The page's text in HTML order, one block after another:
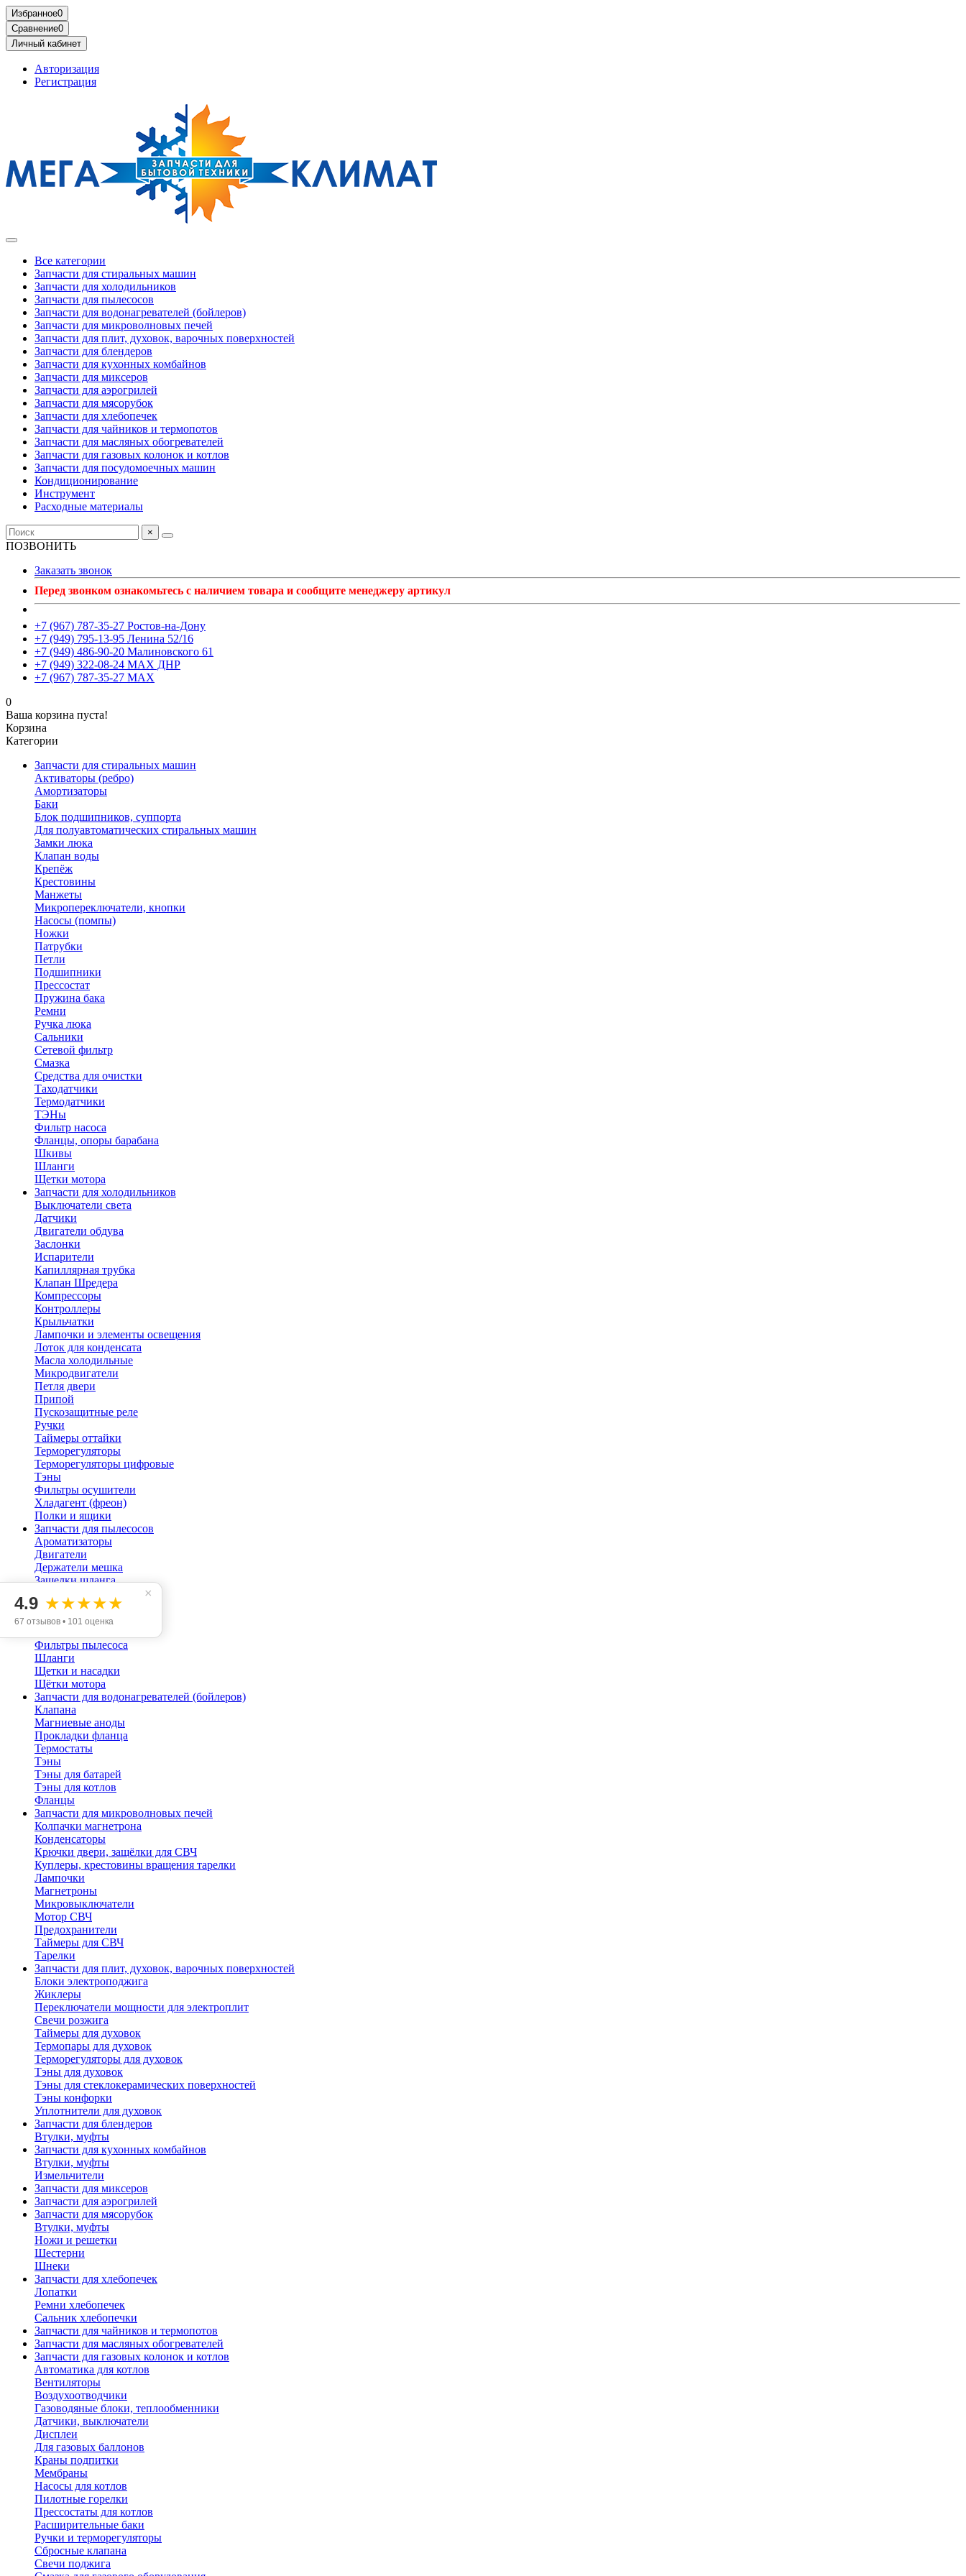
Избранное0
Сравнение0
Личный кабинет
Авторизация
Регистрация
Все категории
Запчасти для стиральных машин
Запчасти для холодильников
Запчасти для пылесосов
Запчасти для водонагревателей (бойлеров)
Запчасти для микроволновых печей
Запчасти для плит, духовок, варочных поверхностей
Запчасти для блендеров
Запчасти для кухонных комбайнов
Запчасти для миксеров
Запчасти для аэрогрилей
Запчасти для мясорубок
Запчасти для хлебопечек
Запчасти для чайников и термопотов
Запчасти для масляных обогревателей
Запчасти для газовых колонок и котлов
Запчасти для посудомоечных машин
Кондиционирование
Инструмент
Расходные материалы
×
ПОЗВОНИТЬ
Заказать звонок
Перед звонком ознакомьтесь с наличием товара и сообщите менеджеру артикул
+7 (967) 787-35-27 Ростов-на-Дону
+7 (949) 795-13-95 Ленина 52/16
+7 (949) 486-90-20 Малиновского 61
+7 (949) 322-08-24 MAX ДНР
+7 (967) 787-35-27 MAX
0
Ваша корзина пуста!
Корзина
Категории
Запчасти для стиральных машин
Активаторы (ребро)
Амортизаторы
Баки
Блок подшипников, суппорта
Для полуавтоматических стиральных машин
Замки люка
Клапан воды
Крепёж
Крестовины
Манжеты
Микропереключатели, кнопки
Насосы (помпы)
Ножки
Патрубки
Петли
Подшипники
Прессостат
Пружина бака
Ремни
Ручка люка
Сальники
Сетевой фильтр
Смазка
Средства для очистки
Таходатчики
Термодатчики
ТЭНы
Фильтр насоса
Фланцы, опоры барабана
Шкивы
Шланги
Щетки мотора
Запчасти для холодильников
Выключатели света
Датчики
Двигатели обдува
Заслонки
Испарители
Капиллярная трубка
Клапан Шредера
Компрессоры
Контроллеры
Крыльчатки
Лампочки и элементы освещения
Лоток для конденсата
Масла холодильные
Микродвигатели
Петля двери
Припой
Пускозащитные реле
Ручки
Таймеры оттайки
Терморегуляторы
Терморегуляторы цифровые
Тэны
Фильтры осушители
Хладагент (фреон)
Полки и ящики
Запчасти для пылесосов
Ароматизаторы
Двигатели
Держатели мешка
Защелки шланга
Мешок пылесоса
Помпы
Фильтры пылесоса
Шланги
Щетки и насадки
Щётки мотора
Запчасти для водонагревателей (бойлеров)
Клапана
Магниевые аноды
Прокладки фланца
Термостаты
Тэны
Тэны для батарей
Тэны для котлов
Фланцы
Запчасти для микроволновых печей
Колпачки магнетрона
Конденсаторы
Крючки двери, защёлки для СВЧ
Куплеры, крестовины вращения тарелки
Лампочки
Магнетроны
Микровыключатели
Мотор СВЧ
Предохранители
Таймеры для СВЧ
Тарелки
Запчасти для плит, духовок, варочных поверхностей
Блоки электроподжига
Жиклеры
Переключатели мощности для электроплит
Свечи розжига
Таймеры для духовок
Термопары для духовок
Терморегуляторы для духовок
Тэны для духовок
Тэны для стеклокерамических поверхностей
Тэны конфорки
Уплотнители для духовок
Запчасти для блендеров
Втулки, муфты
Запчасти для кухонных комбайнов
Втулки, муфты
Измельчители
Запчасти для миксеров
Запчасти для аэрогрилей
Запчасти для мясорубок
Втулки, муфты
Ножи и решетки
Шестерни
Шнеки
Запчасти для хлебопечек
Лопатки
Ремни хлебопечек
Сальник хлебопечки
Запчасти для чайников и термопотов
Запчасти для масляных обогревателей
Запчасти для газовых колонок и котлов
Автоматика для котлов
Вентиляторы
Воздухоотводчики
Газоводяные блоки, теплообменники
Датчики, выключатели
Дисплеи
Для газовых баллонов
Краны подпитки
Мембраны
Насосы для котлов
Пилотные горелки
Прессостаты для котлов
Расширительные баки
Ручки и терморегуляторы
Сбросные клапана
Свечи поджига
×
4.9 ★★★★★
67 отзывов • 101 оценка